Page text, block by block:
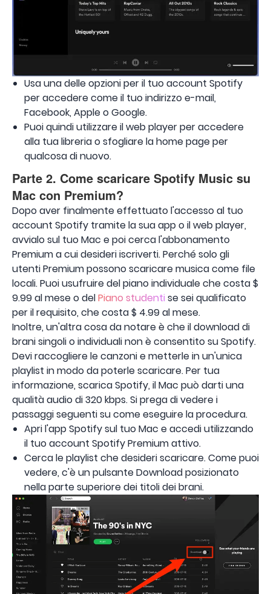
Usa una delle opzioni per il tuo account Spotify
per accedere come il tuo indirizzo e-mail,
Facebook, Apple o Google.
Puoi quindi utilizzare il web player per accedere
alla tua libreria o sfogliare la home page per
qualcosa di nuovo.
Parte 2. Come scaricare Spotify Music su
Mac con Premium?
Dopo aver finalmente effettuato l'accesso al tuo
account Spotify tramite la sua app o il web player,
avvialo sul tuo Mac e poi cerca l'abbonamento
Premium a cui desideri iscriverti. Perché solo gli
utenti Premium possono scaricare musica come file
locali. Puoi usufruire del piano individuale che costa $
9.99 al mese o delPiano studenti se sei qualificato
per il requisito, che costa $ 4.99 al mese.
Inoltre, un'altra cosa da notare è che il download di
brani singoli o individuali non è consentito su Spotify.
Devi raccogliere le canzoni e metterle in un'unica
playlist in modo da poterle scaricare. Per tua
informazione, scarica Spotify, il Mac può darti una
qualità audio di 320 kbps. Si prega di vedere i
passaggi seguenti su come eseguire la procedura.
Apri l'app Spotify sul tuo Mac e accedi utilizzando
il tuo account Spotify Premium attivo.
Cerca le playlist che desideri scaricare. Come puoi
vedere, c'è un pulsante Download posizionato
nella parte superiore dei titoli dei brani.